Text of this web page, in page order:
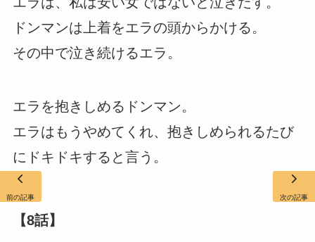
ドンマンは上着をエラの頭からかける。
その中で泣き続けるエラ。
エラを抱きしめるドンマン。
エラはもうやめてくれ、抱きしめられるたび
にドキドキすると言う。
【8話】
前の記事 次の記事